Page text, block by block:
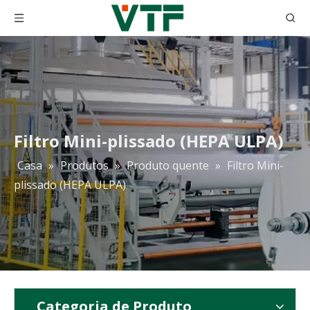
Filtro Mini-plissado (HEPA ULPA)
Casa » Produtos » Produto quente » Filtro Mini-
plissado (HEPA ULPA)
Categoria de Produto
H10 H11 H12 H13 H14 Purificador de ar Hepa Meio filtrante Papel de fibra de vidro Papel de filtro de fibra de vidro HEPA 0,3 mícrons Filtro de papel Hepa plissado Filtro Hepa 99,99%